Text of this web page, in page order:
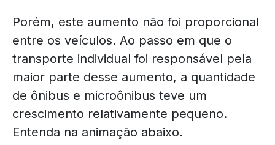
Porém, este aumento não foi proporcional
entre os veículos. Ao passo em que o
transporte individual foi responsável pela
maior parte desse aumento, a quantidade
de ônibus e microônibus teve um
crescimento relativamente pequeno.
Entenda na animação abaixo.